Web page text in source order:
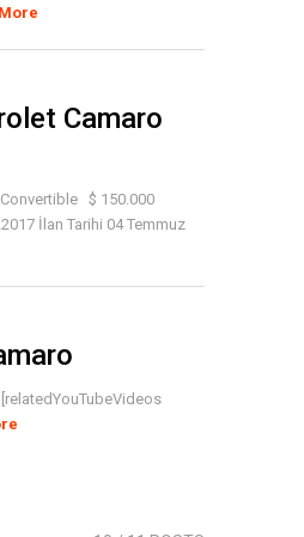
Camaro
Convertible $ 150.000
İlan Tarihi 04 Temmuz